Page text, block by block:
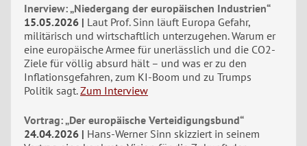
Inerview: „Niedergang der europäischen Industrien“
15.05.2026
Laut Prof. Sinn läuft Europa Gefahr,
militärisch und wirtschaftlich unterzugehen. Warum er
eine europäische Armee für unerlässlich und die CO2-
Ziele für völlig absurd hält – und was er zu den
Inflationsgefahren, zum KI-Boom und zu Trumps
Politik sagt. Zum Interview
Vortrag: „Der europäische Verteidigungsbund“
24.04.2026
Hans-Werner Sinn skizziert in seinem